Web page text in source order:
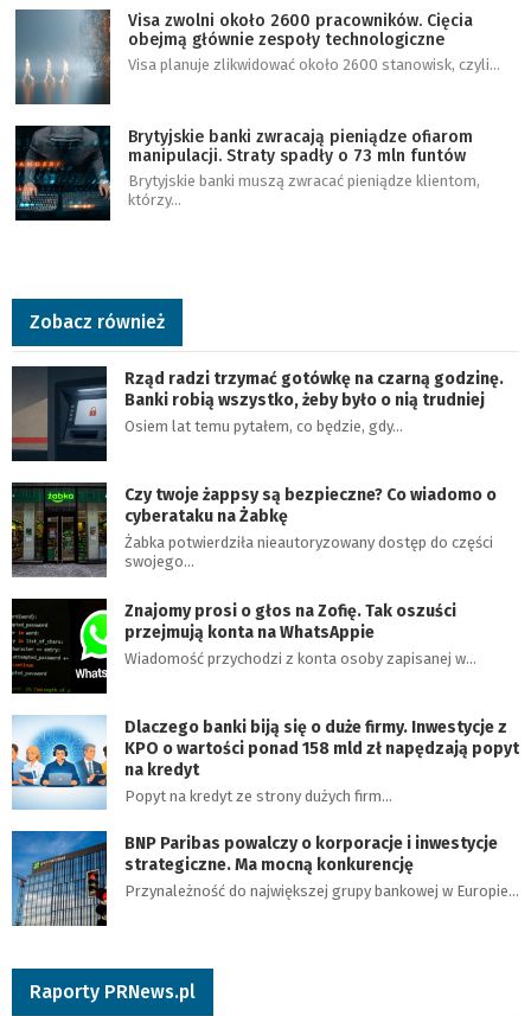
Visa zwolni około 2600 pracowników. Cięcia
obejmą głównie zespoły technologiczne
Visa planuje zlikwidować około 2600 stanowisk, czyli…
Brytyjskie banki zwracają pieniądze ofiarom
manipulacji. Straty spadły o 73 mln funtów
Brytyjskie banki muszą zwracać pieniądze klientom,
którzy…
Zobacz również
Rząd radzi trzymać gotówkę na czarną godzinę.
Banki robią wszystko, żeby było o nią trudniej
Osiem lat temu pytałem, co będzie, gdy…
Czy twoje żappsy są bezpieczne? Co wiadomo o
cyberataku na Żabkę
Żabka potwierdziła nieautoryzowany dostęp do części
swojego…
Znajomy prosi o głos na Zofię. Tak oszuści
przejmują konta na WhatsAppie
Wiadomość przychodzi z konta osoby zapisanej w…
Dlaczego banki biją się o duże firmy. Inwestycje z
KPO o wartości ponad 158 mld zł napędzają popyt
na kredyt
Popyt na kredyt ze strony dużych firm…
BNP Paribas powalczy o korporacje i inwestycje
strategiczne. Ma mocną konkurencję
Przynależność do największej grupy bankowej w Europie…
Raporty PRNews.pl